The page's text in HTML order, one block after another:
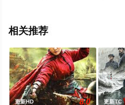
相关推荐
更新HD 8.0 更新TC